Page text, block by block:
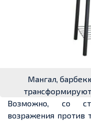
Мангал,
Возможно, со
возражения против